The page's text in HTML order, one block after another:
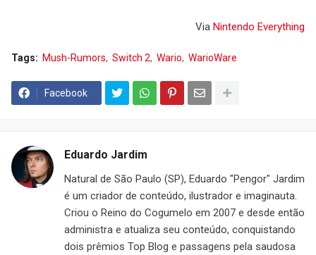
Via Nintendo Everything
Tags: Mush-Rumors Switch 2 Wario WarioWare
Facebook
Eduardo Jardim
Natural de São Paulo (SP), Eduardo "Pengor" Jardim
é um criador de conteúdo, ilustrador e imaginauta.
Criou o Reino do Cogumelo em 2007 e desde então
administra e atualiza seu conteúdo, conquistando
dois prêmios Top Blog e passagens pela saudosa